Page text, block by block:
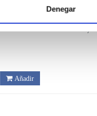
Denegar
Añadir